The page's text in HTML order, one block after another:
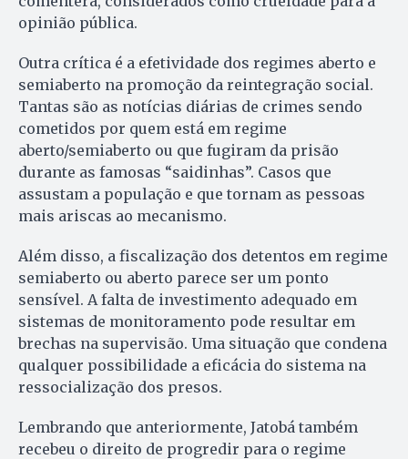
opinião pública.
Outra crítica é a efetividade dos regimes aberto e
semiaberto na promoção da reintegração social.
Tantas são as notícias diárias de crimes sendo
cometidos por quem está em regime
aberto/semiaberto ou que fugiram da prisão
durante as famosas “saidinhas”. Casos que
assustam a população e que tornam as pessoas
mais ariscas ao mecanismo.
Além disso, a fiscalização dos detentos em regime
semiaberto ou aberto parece ser um ponto
sensível. A falta de investimento adequado em
sistemas de monitoramento pode resultar em
brechas na supervisão. Uma situação que condena
qualquer possibilidade a eficácia do sistema na
ressocialização dos presos.
Lembrando que anteriormente, Jatobá também
recebeu o direito de progredir para o regime